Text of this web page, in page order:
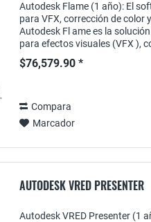
Autodesk Flame (1 año): El
para VFX, corrección de color
Autodesk Fl ame es la
para efectos visuales (VFX ),
postproducción profesional de
$76,579.90 *
Compara
Marcador
AUTODESK VRED PRESENTER
Autodesk VRED Presenter (1